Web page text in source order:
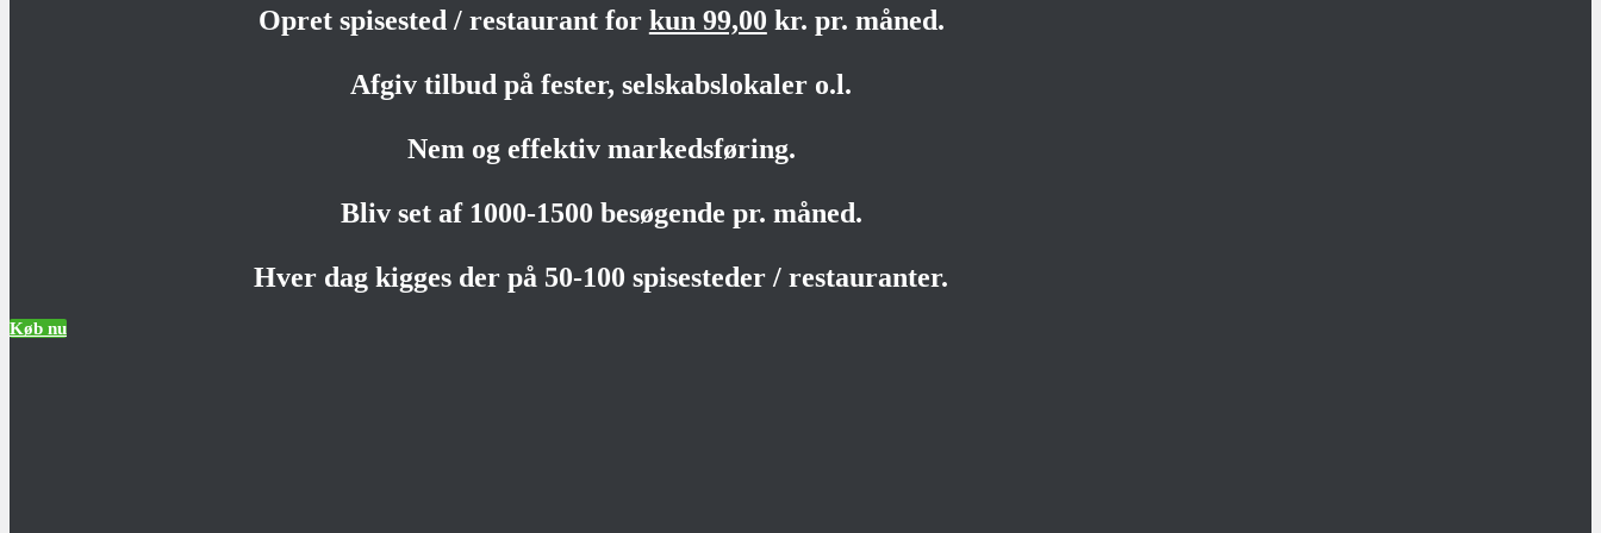
Opret spisested / restaurant for kun 99,00 kr. pr. måned.
Afgiv tilbud på fester, selskabslokaler o.l.
Nem og effektiv markedsføring.
Bliv set af 1000-1500 besøgende pr. måned.
Hver dag kigges der på 50-100 spisesteder / restauranter.
Køb nu